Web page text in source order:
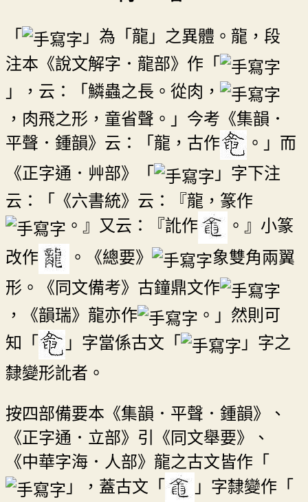
「
」為「龍」之異體。龍，段
注本《說文解字．龍部》作「
」，云：「鱗蟲之長。從肉，
，肉飛之形，童省聲。」今考《集韻．
平聲．鍾韻》云：「龍，古作
。」而
《正字通．艸部》「
」字下注
云：「《六書統》云：『龍，篆作
。』又云：『訛作
。』小篆
改作
。《總要》
象雙角兩翼
形。《同文備考》古鐘鼎文作
，《韻瑞》龍亦作
。」然則可
知「
」字當係古文「
」字之
隸變形訛者。
按四部備要本《集韻．平聲．鍾韻》、
《正字通．立部》引《同文舉要》、
《中華字海．人部》龍之古文皆作「
」，蓋古文「
」字隸變作「